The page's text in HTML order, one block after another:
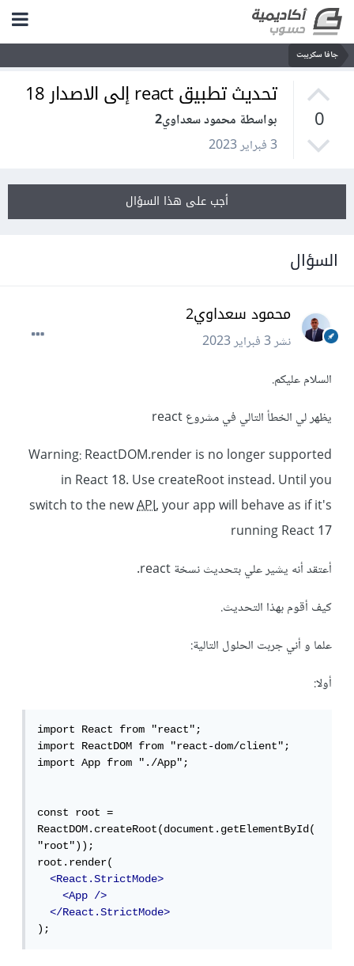
جافا سكريبت
0
تحديث تطبيق react إلى الاصدار 18
بواسطة محمود سعداوي2
3 فبراير 2023
أجب على هذا السؤال
السؤال
محمود سعداوي2
نشر3 فبراير 2023
السلام عليكم.
يظهر لي الخطأ التالي في مشروع react
Warning: ReactDOM.render is no longer supported
in React 18. Use createRoot instead. Until you
switch to the newAPI, your app will behave as if it's
running React 17
أعتقد أنه يشير علي بتحديث نسخة react.
كيف أقوم بهذا التحديث.
علما و أني جربت الحلول التالية:
أولا:
import React from "react";
import ReactDOM from "react-dom/client";
import App from "./App";
const root =
ReactDOM.createRoot(document.getElementById(
"root"));
root.render(
<React.StrictMode>
<App
/>
</React.StrictMode>
);